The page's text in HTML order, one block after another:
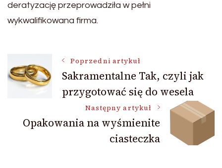
deratyzację przeprowadziła w pełni
wykwalifikowana firma.
Nawigacja
wpisu
Poprzedni artykuł
Sakramentalne Tak, czyli jak
przygotować się do wesela
Następny artykuł
Opakowania na wyśmienite
ciasteczka